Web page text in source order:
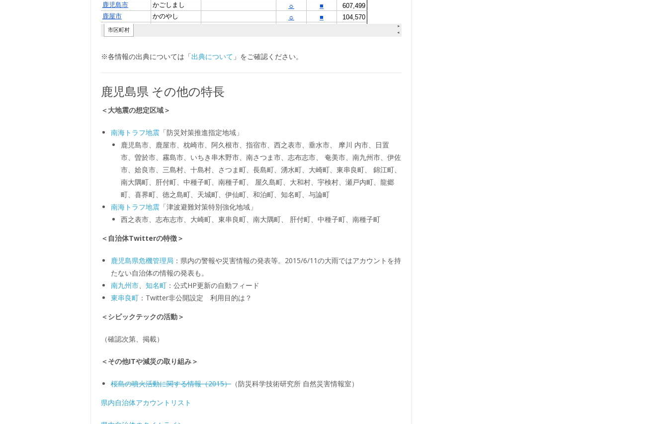
※各情報の出典については「出典について 」をご確認ください。
鹿児島県 その他の特長
＜大地震の想定区域＞
南海トラフ地震 「防災対策推進指定地域」
鹿児島市、鹿屋市、枕崎市、阿久根市、指宿市、西之表市、垂水市、 摩川 内市、日置
市、曽於市、霧島市、いちき串木野市、南さつま市、志布志市、 奄美市、南九州市、伊佐
市、姶良市、三島村、十島村、さつま町、長島町、湧水町、大崎町、東串良町、 錦江町、
南大隅町、肝付町、中種子町、南種子町、 屋久島町、大和村、宇検村、瀬戸内町、龍郷
町、喜界町、徳之島町、天城町、伊仙町、和泊町、知名町、与論町
南海トラフ地震 「津波避難対策特別強化地域」
西之表市、志布志市、大崎町、東串良町、南大隅町、 肝付町、中種子町、南種子町
＜自治体Twitterの特徴＞
鹿児島県危機管理局 ：県内の警報や災害情報の発表等。2015/6/11の大雨ではアカウントを持
たない自治体の情報の発表も。
南九州市、 知名町 ：公式HP更新の自動フィード
東串良町 ：Twitter非公開設定 利用目的は？
＜シビックテックの活動＞
（確認次第、掲載）
＜その他ITや減災の取り組み＞
桜島の噴火活動に関する情報（2015） （防災科学技術研究所 自然災害情報室）
県内自治体アカウントリスト